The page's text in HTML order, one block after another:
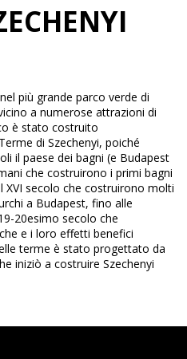
più grande parco verde di
a numerose attrazioni di
è stato costruito
di Szechenyi, poiché
il paese dei bagni (e Budapest
che costruirono i primi bagni
XVI secolo che costruirono molti
a Budapest, fino alle
20esimo secolo che
e i loro effetti benefici
terme è stato progettato da
iniziò a costruire Szechenyi